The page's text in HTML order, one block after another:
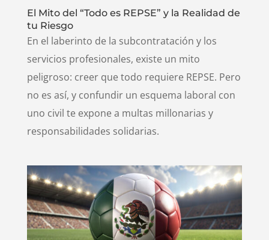
El Mito del “Todo es REPSE” y la Realidad de
tu Riesgo
En el laberinto de la subcontratación y los
servicios profesionales, existe un mito
peligroso: creer que todo requiere REPSE. Pero
no es así, y confundir un esquema laboral con
uno civil te expone a multas millonarias y
responsabilidades solidarias.